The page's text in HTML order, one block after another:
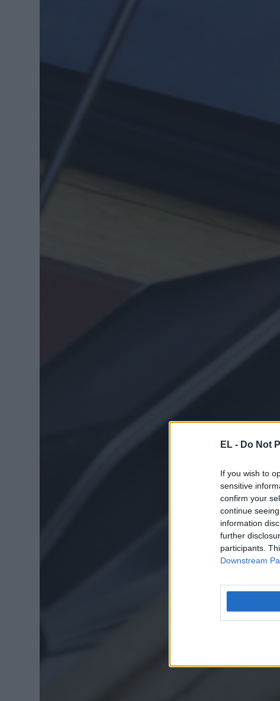
EL - Do Not
If you wish to
sensitive
confirm your
continue
information
further
participants.
Downstream